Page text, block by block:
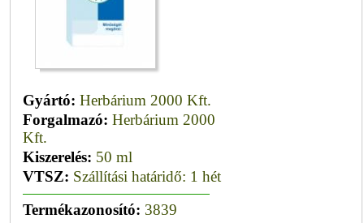
Gyártó: Herbárium 2000 Kft.
Forgalmazó: Herbárium 2000
Kft.
Kiszerelés: 50 ml
VTSZ: Szállítási határidő: 1 hét
Termékazonosító: 3839